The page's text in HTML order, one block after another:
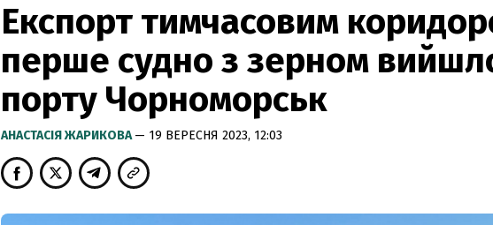
Експорт тимчасовим
перше судно з зерном
порту Чорноморськ
АНАСТАСІЯ ЖАРИКОВА— 19 ВЕРЕСНЯ 2023, 12:03